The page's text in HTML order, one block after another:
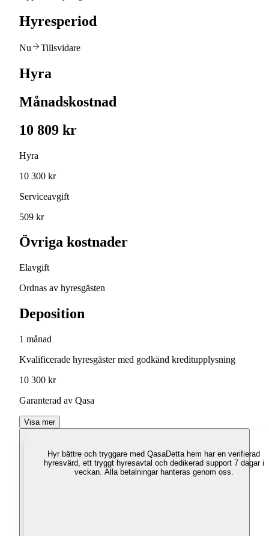
Hyresperiod
Nu Tillsvidare
Hyra
Månadskostnad
10 809 kr
Hyra
10 300 kr
Serviceavgift
509 kr
Övriga kostnader
Elavgift
Ordnas av hyresgästen
Deposition
1 månad
Kvalificerade hyresgäster med godkänd kreditupplysning
10 300 kr
Garanterad av Qasa
Visa mer
Hyr bättre och tryggare med QasaDetta hem har en verifierad
hyresvärd, ett tryggt hyresavtal och dedikerad support 7 dagar i
veckan. Alla betalningar hanteras genom oss.